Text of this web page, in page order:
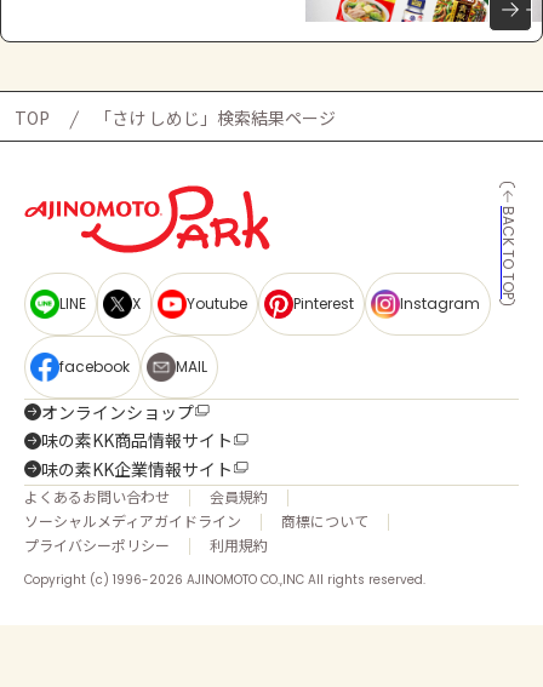
TOP 「さけ しめじ」検索結果ページ
BACK TO TOP
LINE X Youtube Pinterest Instagram
facebook MAIL
オンラインショップ
味の素KK商品情報サイト
味の素KK企業情報サイト
よくあるお問い合わせ
会員規約
ソーシャルメディアガイドライン
商標について
プライバシーポリシー
利用規約
Copyright (c) 1996-2026 AJINOMOTO CO.,INC All rights reserved.